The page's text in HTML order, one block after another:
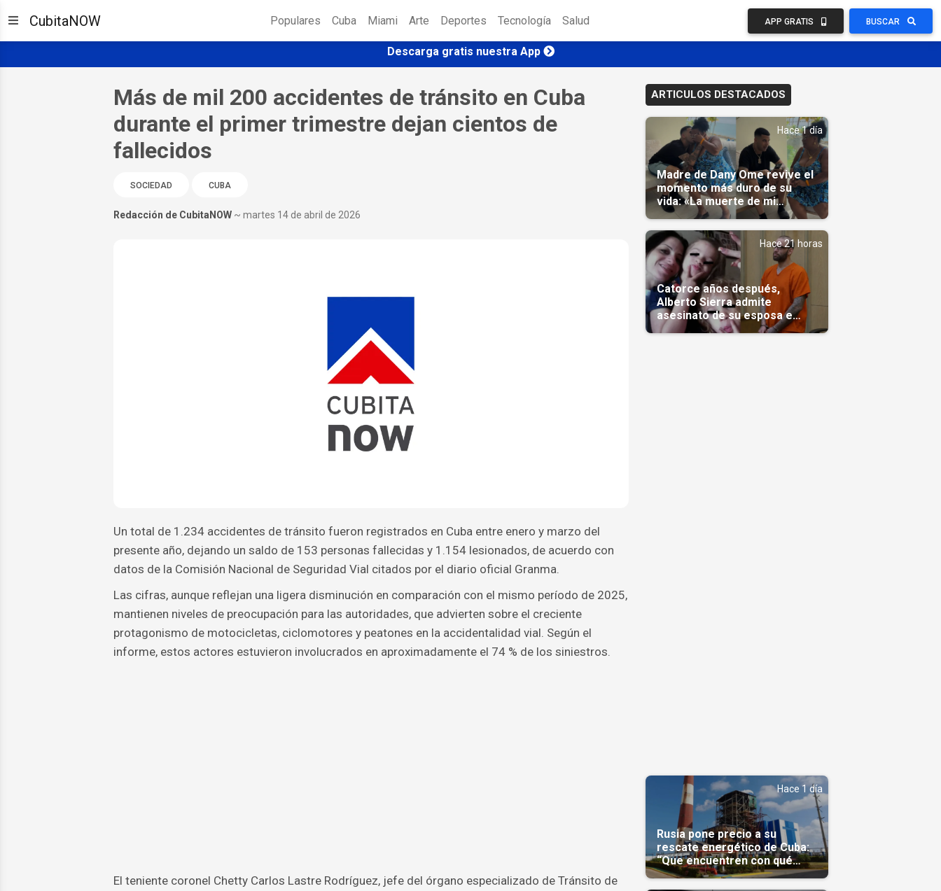
CubitaNOW Populares Cuba Miami Arte Deportes Tecnología Salud APP GRATIS BUSCAR
Descarga gratis nuestra App
Más de mil 200 accidentes de tránsito en Cuba
durante el primer trimestre dejan cientos de
fallecidos
SOCIEDAD CUBA
Redacción de CubitaNOW ~ martes 14 de abril de 2026
Un total de 1.234 accidentes de tránsito fueron registrados en Cuba entre enero y marzo del
presente año, dejando un saldo de 153 personas fallecidas y 1.154 lesionados, de acuerdo con
datos de la Comisión Nacional de Seguridad Vial citados por el diario oficial Granma.
Las cifras, aunque reflejan una ligera disminución en comparación con el mismo período de 2025,
mantienen niveles de preocupación para las autoridades, que advierten sobre el creciente
protagonismo de motocicletas, ciclomotores y peatones en la accidentalidad vial. Según el
informe, estos actores estuvieron involucrados en aproximadamente el 74 % de los siniestros.
El teniente coronel Chetty Carlos Lastre Rodríguez, jefe del órgano especializado de Tránsito de
ARTICULOS DESTACADOS
Hace 1 día
Madre de Dany Ome revive el
momento más duro de su
vida: «La muerte de mi
nieto»(Video)
Hace 21 horas
Catorce años después,
Alberto Sierra admite
asesinato de su esposa e
hijas; crimen que conmocionó
Hace 1 día
Rusia pone precio a su
rescate energético de Cuba:
“Que encuentren con qué
pagarnos”